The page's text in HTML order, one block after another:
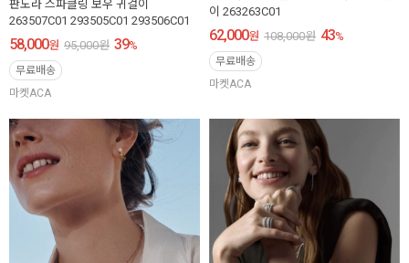
판도라 스파클링 보우 귀걸이
263507C01 293505C01 293506C01
58,000원 95,000원 39%
무료배송
마켓ACA
이 263263C01
62,000원 108,000원 43%
무료배송
마켓ACA